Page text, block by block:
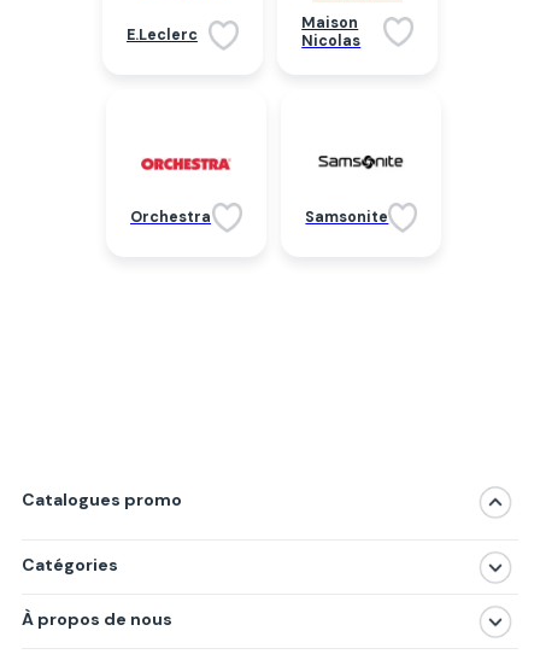
E.Leclerc
Maison
Nicolas
Orchestra Samsonite
Catalogues promo
Catégories
Produits
À propos de nous